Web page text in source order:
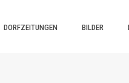
DORFZEITUNGEN BILDER